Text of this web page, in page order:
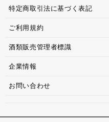
特定商取引法に基づく表記
ご利用規約
酒類販売管理者標識
企業情報
お問い合わせ